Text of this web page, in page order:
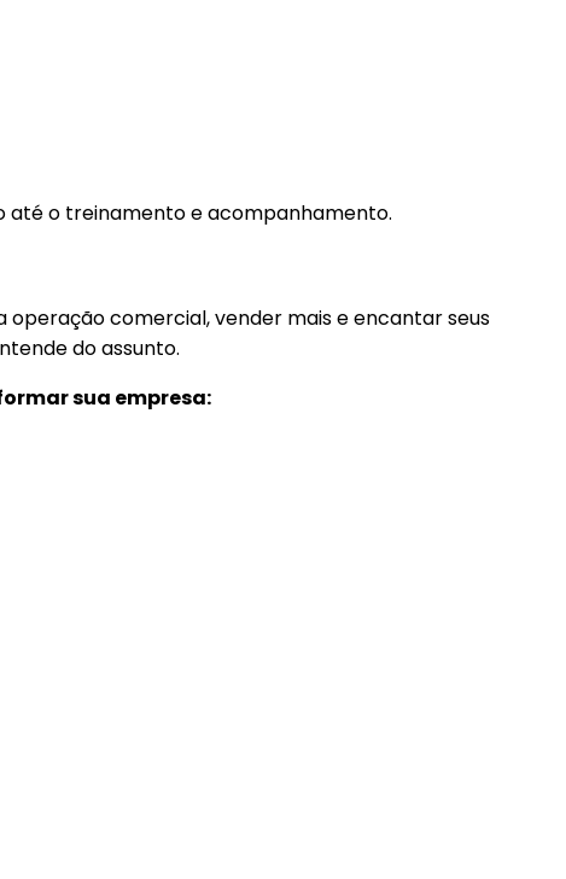
o treinamento e acompanhamento.
operação comercial, vender mais e encantar seus
do assunto.
sua empresa: